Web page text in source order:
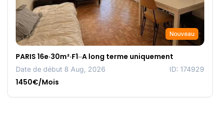
Nouveau
PARIS 16e·30m²·F1··A long terme uniquement
Date de début 8 Aug, 2026 ID: 174929
1450€/Mois